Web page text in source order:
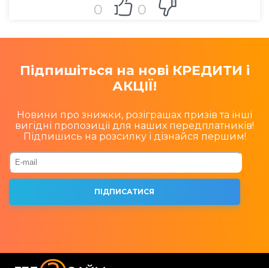
0 0
Підпишіться на нові КРЕДИТИ і
АКЦІЇ!
Новини про знижки, розіграшах призів та інші
вигідні пропозиції для наших передплатників!
Підпишись на розсилку і дізнайся першим!